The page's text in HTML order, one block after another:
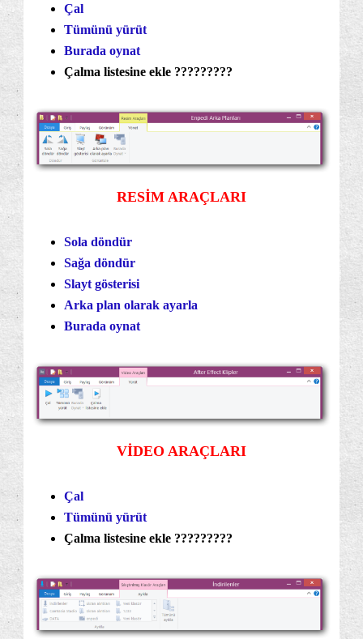
Çal
Tümünü yürüt
Burada oynat
Çalma listesine ekle ?????????
RESİM ARAÇLARI
Sola döndür
Sağa döndür
Slayt gösterisi
Arka plan olarak ayarla
Burada oynat
VİDEO ARAÇLARI
Çal
Tümünü yürüt
Çalma listesine ekle ?????????